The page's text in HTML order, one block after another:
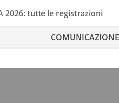
2026: tutte le registrazioni
COMUNICAZIONE